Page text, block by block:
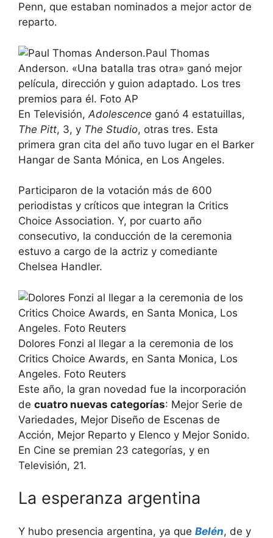
Penn, que estaban nominados a mejor actor de
reparto.
Paul Thomas
Anderson. «Una batalla tras otra» ganó mejor
película, dirección y guion adaptado. Los tres
premios para él. Foto AP
En Televisión, Adolescence ganó 4 estatuillas,
The Pitt, 3, y The Studio, otras tres. Esta
primera gran cita del año tuvo lugar en el Barker
Hangar de Santa Mónica, en Los Angeles.
Participaron de la votación más de 600
periodistas y críticos que integran la Critics
Choice Association. Y, por cuarto año
consecutivo, la conducción de la ceremonia
estuvo a cargo de la actriz y comediante
Chelsea Handler.
Dolores Fonzi al llegar a la ceremonia de los
Critics Choice Awards, en Santa Monica, Los
Angeles. Foto Reuters
Este año, la gran novedad fue la incorporación
de cuatro nuevas categorías: Mejor Serie de
Variedades, Mejor Diseño de Escenas de
Acción, Mejor Reparto y Elenco y Mejor Sonido.
En Cine se premian 23 categorías, y en
Televisión, 21.
La esperanza argentina
Y hubo presencia argentina, ya que Belén, de y